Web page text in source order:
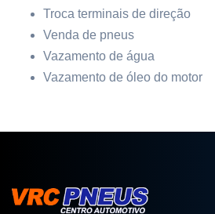
Troca terminais de direção
Venda de pneus
Vazamento de água
Vazamento de óleo do motor